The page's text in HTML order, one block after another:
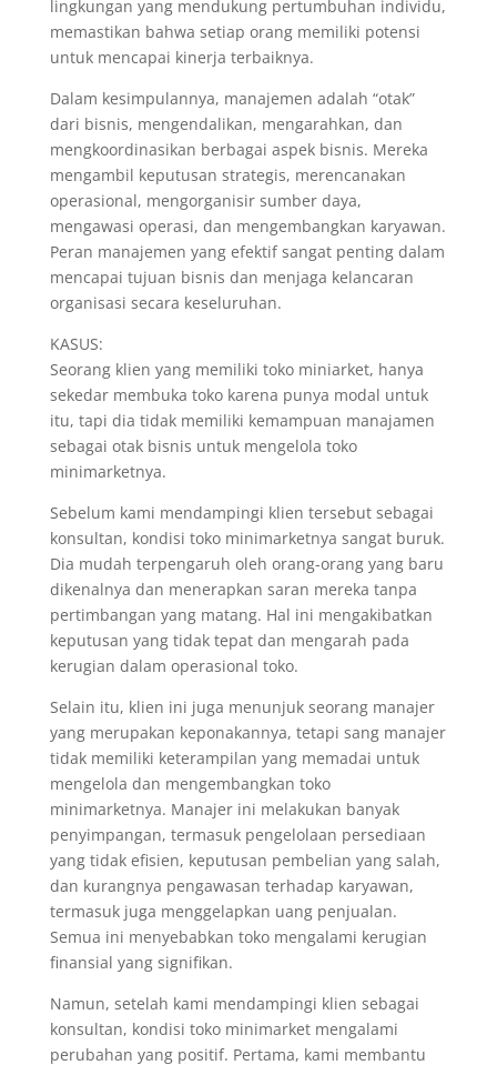
lingkungan yang mendukung pertumbuhan individu,
memastikan bahwa setiap orang memiliki potensi
untuk mencapai kinerja terbaiknya.
Dalam kesimpulannya, manajemen adalah “otak”
dari bisnis, mengendalikan, mengarahkan, dan
mengkoordinasikan berbagai aspek bisnis. Mereka
mengambil keputusan strategis, merencanakan
operasional, mengorganisir sumber daya,
mengawasi operasi, dan mengembangkan karyawan.
Peran manajemen yang efektif sangat penting dalam
mencapai tujuan bisnis dan menjaga kelancaran
organisasi secara keseluruhan.
KASUS:
Seorang klien yang memiliki toko miniarket, hanya
sekedar membuka toko karena punya modal untuk
itu, tapi dia tidak memiliki kemampuan manajamen
sebagai otak bisnis untuk mengelola toko
minimarketnya.
Sebelum kami mendampingi klien tersebut sebagai
konsultan, kondisi toko minimarketnya sangat buruk.
Dia mudah terpengaruh oleh orang-orang yang baru
dikenalnya dan menerapkan saran mereka tanpa
pertimbangan yang matang. Hal ini mengakibatkan
keputusan yang tidak tepat dan mengarah pada
kerugian dalam operasional toko.
Selain itu, klien ini juga menunjuk seorang manajer
yang merupakan keponakannya, tetapi sang manajer
tidak memiliki keterampilan yang memadai untuk
mengelola dan mengembangkan toko
minimarketnya. Manajer ini melakukan banyak
penyimpangan, termasuk pengelolaan persediaan
yang tidak efisien, keputusan pembelian yang salah,
dan kurangnya pengawasan terhadap karyawan,
termasuk juga menggelapkan uang penjualan.
Semua ini menyebabkan toko mengalami kerugian
finansial yang signifikan.
Namun, setelah kami mendampingi klien sebagai
konsultan, kondisi toko minimarket mengalami
perubahan yang positif. Pertama, kami membantu